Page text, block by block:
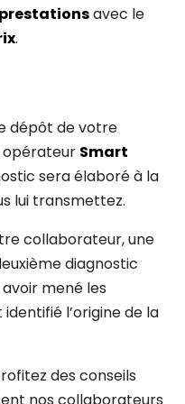
avec le
.
dépôt de votre
opérateur Smart
sera élaboré à la
lui transmettez.
collaborateur, une
diagnostic
mené les
l’origine de la
des conseils
nos collaborateurs